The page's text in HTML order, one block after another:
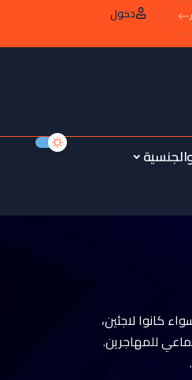
دخول
كانوا لاجئين،
للمهاجرين.